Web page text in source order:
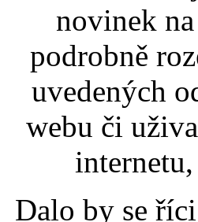
novinek
podrobně
uvedených
webu či
Dalo by se